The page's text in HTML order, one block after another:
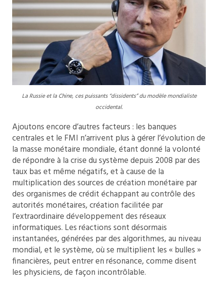
La Russie et la Chine, ces puissants “dissidents” du modèle mondialiste
occidental.
Ajoutons encore d’autres facteurs : les banques
centrales et le FMI n’arrivent plus à gérer l’évolution de
la masse monétaire mondiale, étant donné la volonté
de répondre à la crise du système depuis 2008 par des
taux bas et même négatifs, et à cause de la
multiplication des sources de création monétaire par
des organismes de crédit échappant au contrôle des
autorités monétaires, création facilitée par
l’extraordinaire développement des réseaux
informatiques. Les réactions sont désormais
instantanées, générées par des algorithmes, au niveau
mondial, et le système, où se multiplient les « bulles »
financières, peut entrer en résonance, comme disent
les physiciens, de façon incontrôlable.